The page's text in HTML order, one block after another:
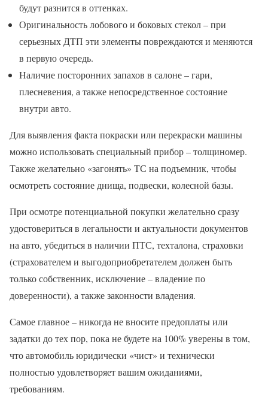
будут разнится в оттенках.
Оригинальность лобового и боковых стекол – при
серьезных ДТП эти элементы повреждаются и меняются
в первую очередь.
Наличие посторонних запахов в салоне – гари,
плесневения, а также непосредственное состояние
внутри авто.
Для выявления факта покраски или перекраски машины
можно использовать специальный прибор – толщиномер.
Также желательно «загонять» ТС на подъемник, чтобы
осмотреть состояние днища, подвески, колесной базы.
При осмотре потенциальной покупки желательно сразу
удостовериться в легальности и актуальности документов
на авто, убедиться в наличии ПТС, техталона, страховки
(страхователем и выгодоприобретателем должен быть
только собственник, исключение – владение по
доверенности), а также законности владения.
Самое главное – никогда не вносите предоплаты или
задатки до тех пор, пока не будете на 100% уверены в том,
что автомобиль юридически «чист» и технически
полностью удовлетворяет вашим ожиданиями,
требованиям.